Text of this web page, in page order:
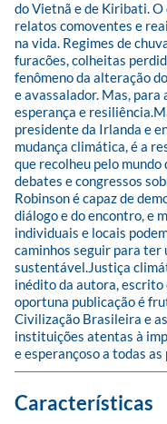
do Vietnã e de Kiribati. O
relatos comoventes e
na vida. Regimes de
furacões, colheitas
fenômeno da alteração
e avassalador. Mas,
esperança e
presidente da Irlanda e
mudança climática, é a
que recolheu pelo
debates e congressos
Robinson é capaz de
diálogo e do encontro, e
individuais e locais
caminhos seguir para ter
sustentável.Justiça
inédito da autora,
oportuna publicação é
Civilização Brasileira e
instituições atentas à
e esperançoso a todas as